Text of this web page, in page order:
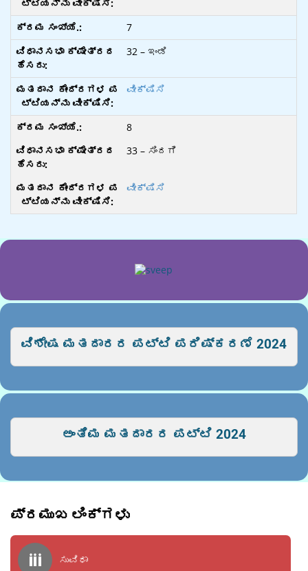
7
32 – ಇಂಡಿ
ವೀಕ್ಷಿಸಿ
8
33 – ಸಿಂದಗಿ
ವೀಕ್ಷಿಸಿ
ವಿಶೇಷ ಮತದಾರರ ಪಟ್ಟಿ ಪರಿಷ್ಕರಣೆ 2024
ಅಂತಿಮ ಮತದಾರರ ಪಟ್ಟಿ 2024
ಪ್ರಮುಖ ಲಿಂಕ್‌ಗಳು
ಸುವಿಧಾ